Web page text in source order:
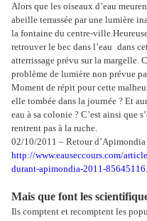
Alors que les oiseaux d’eau
abeille terrassée par une lumière
la fontaine du centre-ville.
retrouver le bec dans l’eau dans
atterrissage prévu sur la margelle.
problème de lumière non prévue
Moment de répit pour cette
elle tombée dans la journée ? Et
eau à sa colonie ? C’est ainsi que
rentrent pas à la ruche.
02/10/2011 – Retour d’Apimondia
http://www.eauseccours.com/
durant-apimondia-2011-
Mais que font les
Ils comptent et recomptent les